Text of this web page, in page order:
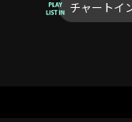
チャートイ